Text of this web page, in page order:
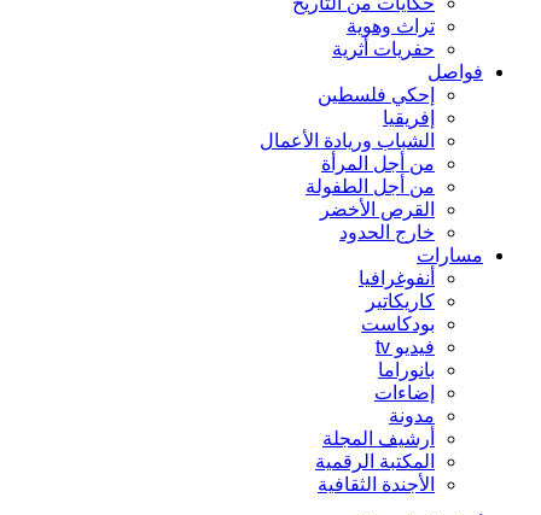
تراث وهوية
حفريات أثرية
فواصل
إحكي فلسطين
إفريقيا
الشباب وريادة الأعمال
من أجل المرأة
من أجل الطفولة
القرص الأخضر
خارج الحدود
مسارات
أنفوغرافيا
كاريكاتير
بودكاست
فيديو tv
بانوراما
إضاءات
مدونة
أرشيف المجلة
المكتبة الرقمية
الأجندة الثقافية